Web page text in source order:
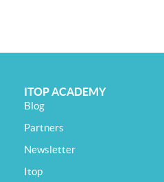
ITOP ACADEMY
Blog
Partners
Newsletter
Itop